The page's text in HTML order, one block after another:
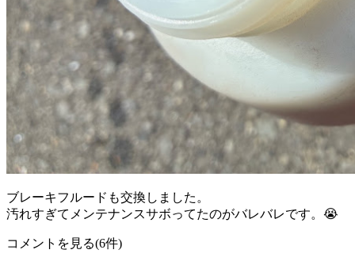
ブレーキフルードも交換しました。
汚れすぎてメンテナンスサボってたのがバレバレです。😭
コメントを見る(6件)